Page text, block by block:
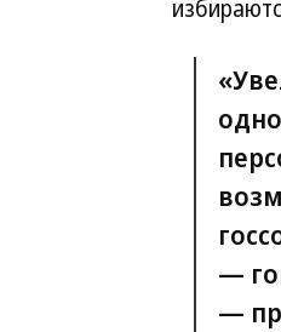
—
—